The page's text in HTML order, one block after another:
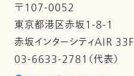
〒107-0052
東京都港区赤坂1-8-1
赤坂インターシティAIR 33F
03-6633-2781（代表）